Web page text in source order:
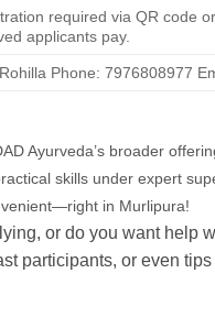
required via QR code
applicants pay.
Phone: 7976808977
Ayurveda’s broader
skills under expert
in Murlipura!
or do you want help
participants, or even